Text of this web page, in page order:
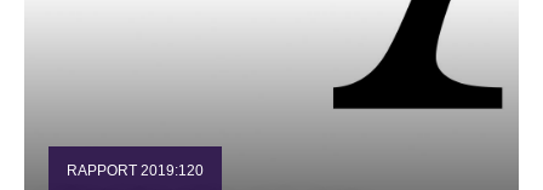
RAPPORT 2019:120